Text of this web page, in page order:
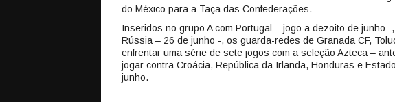
do México para a Taça das Confederações.
Inseridos no grupo A com Portugal – jogo a dezoito de junho
Rússia – 26 de junho -, os guarda-redes de Granada CF,
enfrentar uma série de sete jogos com a seleção Azteca –
jogar contra Croácia, República da Irlanda, Honduras e
junho.